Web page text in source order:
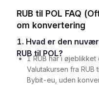
RUB til POL FAQ
om konvertering
1. Hvad er den nuværende valutakurs fra
RUB til POL?
1 RUB har i
Valutakursen fra RUB
Bybit-eu, uden